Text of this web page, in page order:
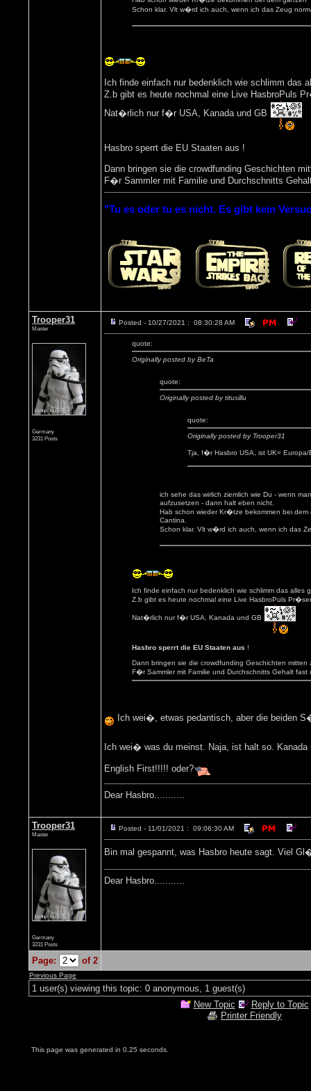
Schon klar. Vlt w�rd ich auch, wenn ich das Zeug
Ich finde einfach nur bedenklich wie schlimm das
Z.b gibt es heute nochmal eine Live HasbroPuls
Nat�rlich nur f�r USA, Kanada und GB
Hasbro sperrt die EU Staaten aus !
Dann bringen sie die crowdfunding Geschichten
F�r Sammler mit Familie und Durchschnitts
"Tu es oder tu es nicht. Es gibt kein
Trooper31
Master
Germany
3231 Posts
Posted - 10/27/2021 : 08:30:28 AM
quote:
Originally posted by BeTa
quote:
Originally posted by titusillu
quote:
Originally posted by Trooper31
Tja, f�r Hasbro USA, ist UK=
ich sehe das wirlich ziemlich wie Du - wenn
aufzusetzen - dann halt eben nicht.
Hab schon wieder Kr�tze bekommen bei
Cantina.
Schon klar. Vlt w�rd ich auch, wenn ich das
Ich finde einfach nur bedenklich wie schlimm das alles
Z.b gibt es heute nochmal eine Live HasbroPuls
Nat�rlich nur f�r USA, Kanada und GB
Hasbro sperrt die EU Staaten aus !
Dann bringen sie die crowdfunding Geschichten mitten
F�r Sammler mit Familie und Durchschnitts Gehalt
Ich wei�, etwas pedantisch, aber die beiden
Ich wei� was du meinst. Naja, ist halt so.
English First!!!!! oder?
Dear Hasbro...........
Trooper31
Master
Germany
3231 Posts
Posted - 11/01/2021 : 09:06:30 AM
Bin mal gespannt, was Hasbro heute sagt. Viel
Dear Hasbro...........
Page: of 2
Previous Page
1 user(s) viewing this topic: 0 anonymous, 1 guest(s)
New Topic
Reply to Topic
Printer Friendly
This page was generated in 0.25 seconds.